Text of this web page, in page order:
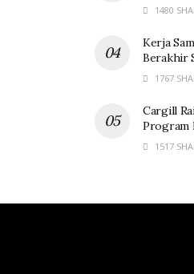
1480
Kerja
Berakhir
1767
Cargill
Program
1517